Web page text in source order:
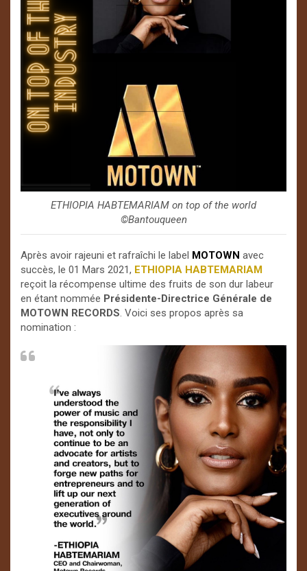
ETHIOPIA HABTEMARIAM on top of the world
©️Bantouqueen
Après avoir rajeuni et rafraîchi le label MOTOWN avec
succès, le 01 Mars 2021, ETHIOPIA HABTEMARIAM
reçoit la récompense ultime des fruits de son dur labeur
en étant nommée Présidente-Directrice Générale de
MOTOWN RECORDS. Voici ses propos après sa
nomination :